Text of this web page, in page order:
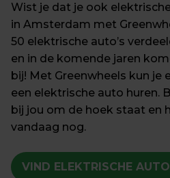
Wist je dat je ook
in Amsterdam met
50 elektrische auto’s
en in de komende jaren
bij! Met Greenwheels kun je
een elektrische auto huren.
bij jou om de hoek staat en
vandaag nog.
VIND ELEKTRISCHE